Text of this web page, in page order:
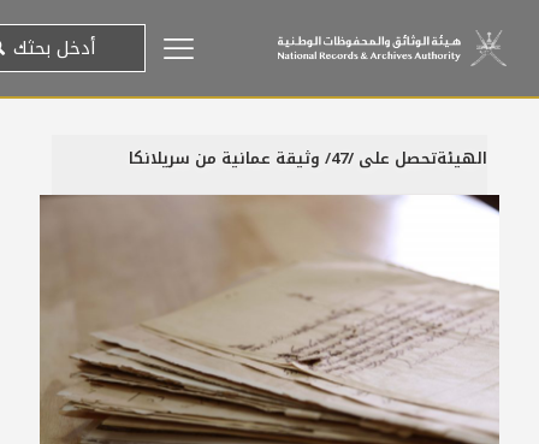
الهيئةتحصل على /47/ وثيقة عمانية من سريلانكا